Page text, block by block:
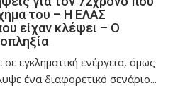
του – Η ΕΛΑΣ
είχαν κλέψει – Ο
εγκληματική ενέργεια, όμως
ένα διαφορετικό σενάριο...